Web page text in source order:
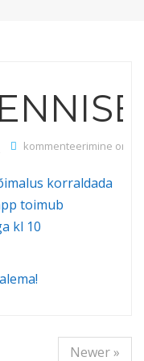
Lauatenniseturniir
kommenteerimine on
korraldada
toimub
kl 10
Newer »